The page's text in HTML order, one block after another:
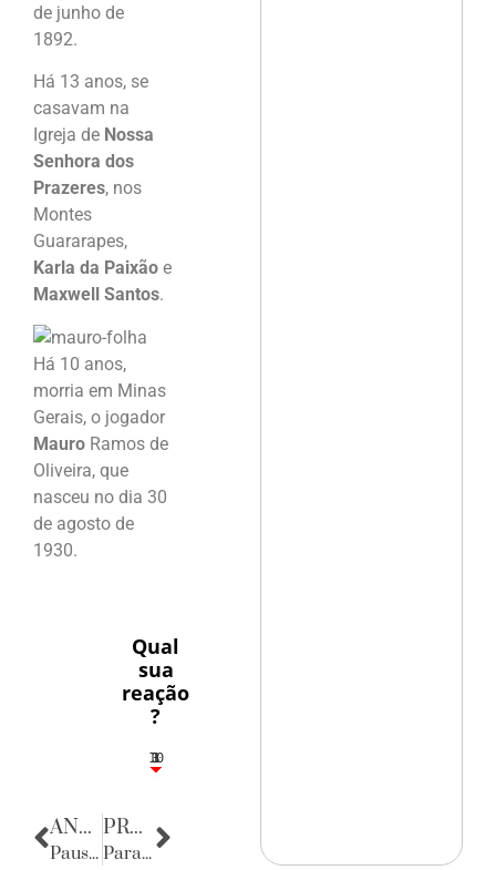
de junho de
1892.
Há 13 anos, se
casavam na
Igreja de Nossa
Senhora dos
Prazeres, nos
Montes
Guararapes,
Karla da Paixão e
Maxwell Santos.
Há 10 anos,
morria em Minas
Gerais, o jogador
Mauro Ramos de
Oliveira, que
nasceu no dia 30
de agosto de
1930.
Qual
sua
reação
?
3
1
1
3
10
ANTERIOR
Pausa Poética
PRÓXIMA
Parabéns